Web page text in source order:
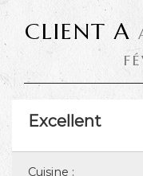
CLIENT A
Excellent
Cuisine :